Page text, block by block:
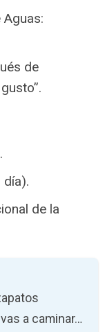
de
día).
de la
a caminar…